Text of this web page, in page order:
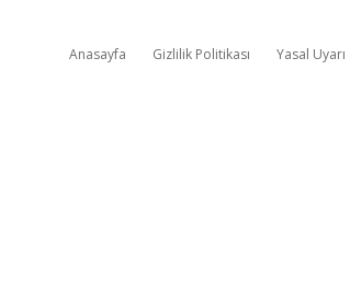
Anasayfa Gizlilik Politikası Yasal Uyarı